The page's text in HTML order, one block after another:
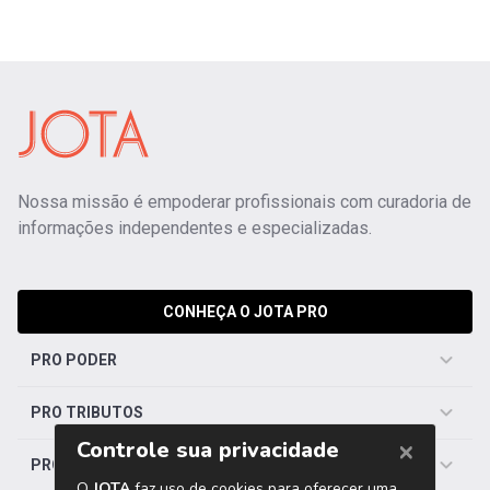
Nossa missão é empoderar profissionais com curadoria de
informações independentes e especializadas.
CONHEÇA O JOTA PRO
PRO PODER
PRO TRIBUTOS
PRO TRABALHISTA